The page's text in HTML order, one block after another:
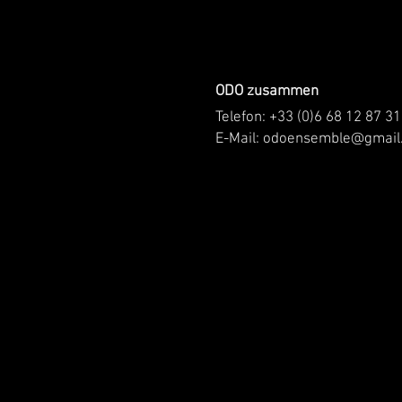
ODO zusammen
Telefon: +33 (0)6 68 12 87 31
E-Mail: